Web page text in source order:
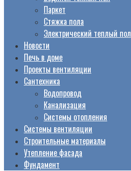
Паркет
Стяжка пола
Электрический теплый пол
Новости
Печь в доме
Проекты вентиляции
Сантехника
Водопровод
Канализация
Системы отопления
Системы вентиляции
Строительные материалы
Утепление фасада
Фундамент